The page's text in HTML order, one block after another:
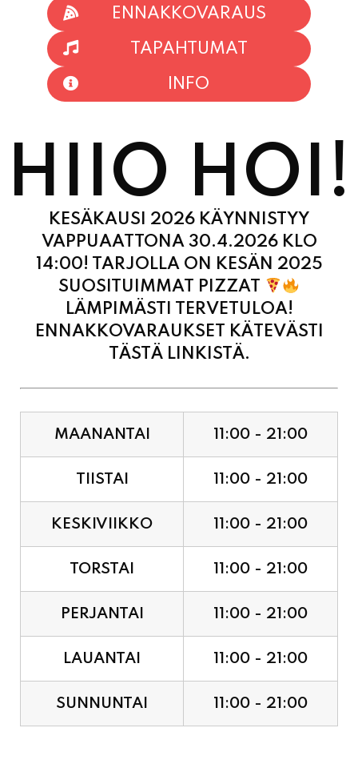
ENNAKKOVARAUS
TAPAHTUMAT
INFO
HIIO HOI!
KESÄKAUSI 2026 KÄYNNISTYY
VAPPUAATTONA 30.4.2026 KLO
14:00! TARJOLLA ON KESÄN 2025
SUOSITUIMMAT PIZZAT
LÄMPIMÄSTI TERVETULOA!
ENNAKKOVARAUKSET KÄTEVÄSTI
TÄSTÄ LINKISTÄ.
MAANANTAI 11:00 - 21:00
TIISTAI 11:00 - 21:00
KESKIVIIKKO 11:00 - 21:00
TORSTAI 11:00 - 21:00
PERJANTAI 11:00 - 21:00
LAUANTAI 11:00 - 21:00
SUNNUNTAI 11:00 - 21:00